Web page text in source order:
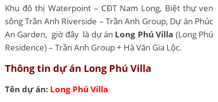
Khu đô thị Waterpoint – CĐT Nam Long, Biệt thự ven
sông Trần Anh Riverside – Trần Anh Group, Dự án Phúc
An Garden, giờ đây là dự án Long Phú Villa (Long Phú
Residence) – Trần Anh Group + Hà Văn Gia Lộc.
Thông tin dự án Long Phú Villa
Tên dự án: Long Phú Villa